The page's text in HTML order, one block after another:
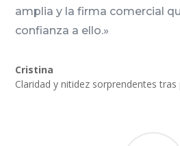
amplia y la firma comercial
confianza a ello.»
Cristina
Claridad y nitidez sorprendentes